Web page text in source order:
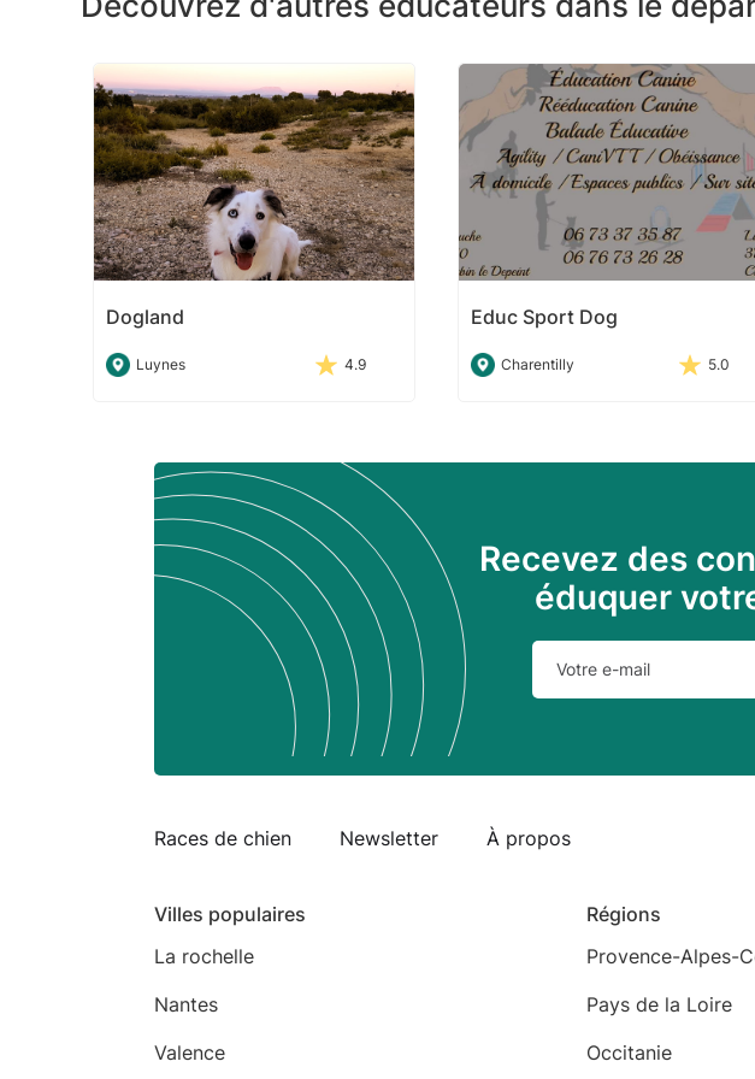
Dogland
Luynes 4.9
Educ Sport Dog
Charentilly 5.0
Recevez des
éduquer
Races de chien Newsletter À propos
Villes populaires
La rochelle
Nantes
Valence
Régions
Provence-Alpes-
Pays de la Loire
Occitanie